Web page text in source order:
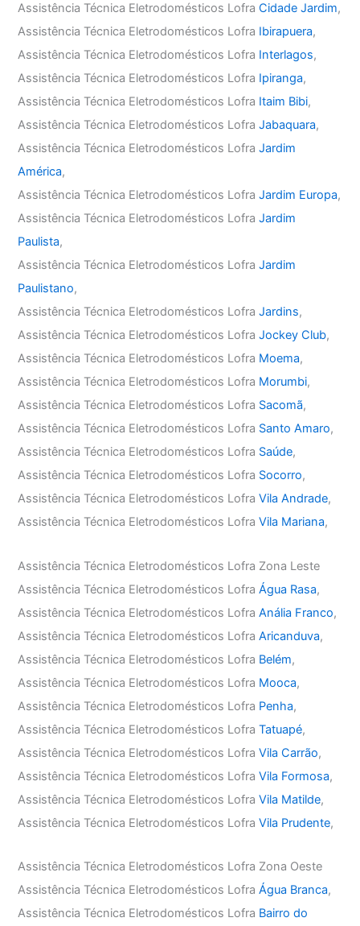
Assistência Técnica Eletrodomésticos LofraCidade Jardim,
Assistência Técnica Eletrodomésticos Lofra Ibirapuera,
Assistência Técnica Eletrodomésticos Lofra Interlagos,
Assistência Técnica Eletrodomésticos Lofra Ipiranga,
Assistência Técnica Eletrodomésticos Lofra Itaim Bibi,
Assistência Técnica Eletrodomésticos LofraJabaquara,
Assistência Técnica Eletrodomésticos LofraJardim
América,
Assistência Técnica Eletrodomésticos LofraJardim Europa,
Assistência Técnica Eletrodomésticos LofraJardim
Paulista,
Assistência Técnica Eletrodomésticos LofraJardim
Paulistano,
Assistência Técnica Eletrodomésticos LofraJardins,
Assistência Técnica Eletrodomésticos LofraJockey Club,
Assistência Técnica Eletrodomésticos Lofra Moema,
Assistência Técnica Eletrodomésticos Lofra Morumbi,
Assistência Técnica Eletrodomésticos Lofra Sacomã,
Assistência Técnica Eletrodomésticos Lofra Santo Amaro,
Assistência Técnica Eletrodomésticos Lofra Saúde,
Assistência Técnica Eletrodomésticos Lofra Socorro,
Assistência Técnica Eletrodomésticos LofraVila Andrade,
Assistência Técnica Eletrodomésticos LofraVila Mariana,
Assistência Técnica Eletrodomésticos Lofra Zona Leste
Assistência Técnica Eletrodomésticos LofraÁgua Rasa,
Assistência Técnica Eletrodomésticos LofraAnália Franco,
Assistência Técnica Eletrodomésticos LofraAricanduva,
Assistência Técnica Eletrodomésticos Lofra Belém,
Assistência Técnica Eletrodomésticos Lofra Mooca,
Assistência Técnica Eletrodomésticos Lofra Penha,
Assistência Técnica Eletrodomésticos LofraTatuapé,
Assistência Técnica Eletrodomésticos LofraVila Carrão,
Assistência Técnica Eletrodomésticos LofraVila Formosa,
Assistência Técnica Eletrodomésticos LofraVila Matilde,
Assistência Técnica Eletrodomésticos LofraVila Prudente,
Assistência Técnica Eletrodomésticos Lofra Zona Oeste
Assistência Técnica Eletrodomésticos LofraÁgua Branca,
Assistência Técnica Eletrodomésticos Lofra Bairro do